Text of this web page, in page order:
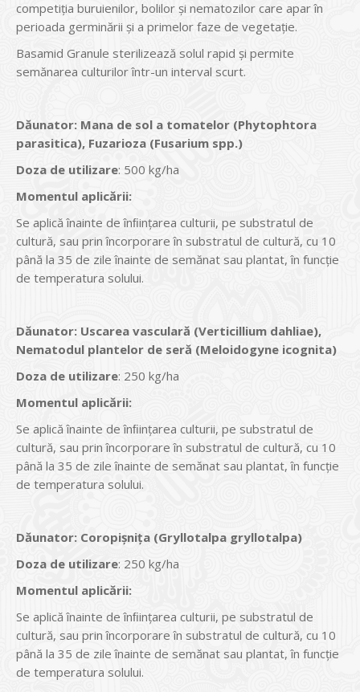
competiția buruienilor, bolilor și nematozilor care apar în
perioada germinării și a primelor faze de vegetație.
Basamid Granule sterilizează solul rapid și permite
semănarea culturilor într-un interval scurt.
Dăunator: Mana de sol a tomatelor (Phytophtora
parasitica), Fuzarioza (Fusarium spp.)
Doza de utilizare: 500 kg/ha
Momentul aplicării:
Se aplică înainte de înﬁinţarea culturii, pe substratul de
cultură, sau prin încorporare în substratul de cultură, cu 10
până la 35 de zile înainte de semănat sau plantat, în funcţie
de temperatura solului.
Dăunator: Uscarea vasculară (Verticillium dahliae),
Nematodul plantelor de seră (Meloidogyne icognita)
Doza de utilizare: 250 kg/ha
Momentul aplicării:
Se aplică înainte de înﬁinţarea culturii, pe substratul de
cultură, sau prin încorporare în substratul de cultură, cu 10
până la 35 de zile înainte de semănat sau plantat, în funcţie
de temperatura solului.
Dăunator: Coropişniţa (Gryllotalpa gryllotalpa)
Doza de utilizare: 250 kg/ha
Momentul aplicării:
Se aplică înainte de înﬁinţarea culturii, pe substratul de
cultură, sau prin încorporare în substratul de cultură, cu 10
până la 35 de zile înainte de semănat sau plantat, în funcţie
de temperatura solului.